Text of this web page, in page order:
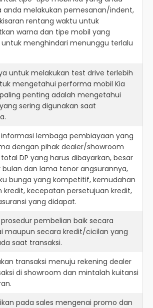
anda melakukan pemesanan/indent,
rentang waktu untuk
warna dan tipe mobil yang
untuk menghindari menunggu terlalu
untuk melakukan test drive terlebih
mengetahui performa mobil Kia
penting adalah mengetahui
sering digunakan saat
lembaga pembiayaan yang
dengan pihak dealer/showroom
DP yang harus dibayarkan, besar
bulan dan lama tenor angsurannya,
bunga yang kompetitif, kemudahan
kredit, kecepatan persetujuan kredit,
yang didapat.
pembelian baik secara
maupun secara kredit/cicilan yang
saat transaksi.
transaksi menuju rekening dealer
di showroom dan mintalah kuitansi
pada sales mengenai promo dan